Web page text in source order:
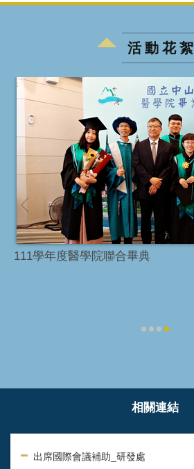
活動花絮
111學年度醫學院聯合畢典
相關連結
出席國際會議補助_研發處